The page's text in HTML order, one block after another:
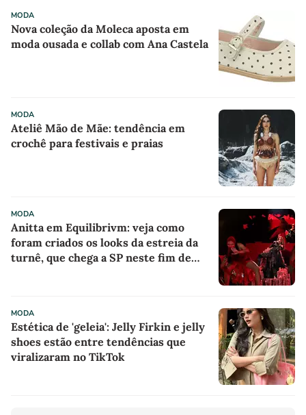
MODA
Nova coleção da Moleca aposta em
moda ousada e collab com Ana Castela
MODA
Ateliê Mão de Mãe: tendência em
crochê para festivais e praias
MODA
Anitta em Equilibrivm: veja como
foram criados os looks da estreia da
turnê, que chega a SP neste fim de
MODA
Estética de 'geleia': Jelly Firkin e jelly
shoes estão entre tendências que
viralizaram no TikTok